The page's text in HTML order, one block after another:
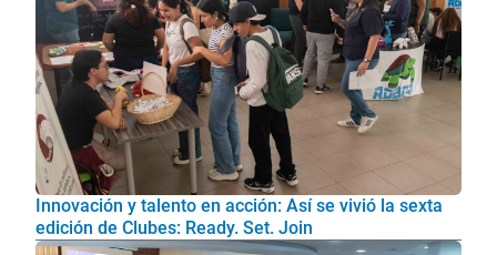
Innovación y talento en acción: Así se vivió la sexta
edición de Clubes: Ready. Set. Join